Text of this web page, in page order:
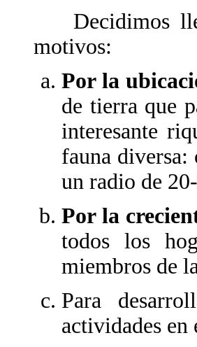
Decidimos
motivos:
Por la
de tierra que
interesante
fauna diversa:
un radio de
Por la
todos los
miembros de
Para
actividades